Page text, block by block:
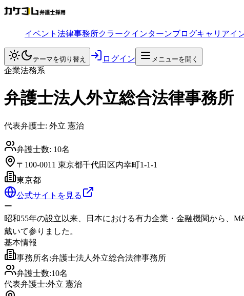
イベント 法律事務所クラークインターンブログキャリアイ
テーマを切り替え ログイン メニューを開く
企業法務系
弁護士法人外立総合法律事務所
代表弁護士: 外立 憲治
弁護士数: 10名
〒100-0011 東京都千代田区内幸町1-1-1
東京都
公式サイトを見る
ー
昭和55年の設立以来、日本における有力企業・金融機関から、
戴いて参りました。
基本情報
事務所名:弁護士法人外立総合法律事務所
弁護士数:10名
代表弁護士:外立 憲治